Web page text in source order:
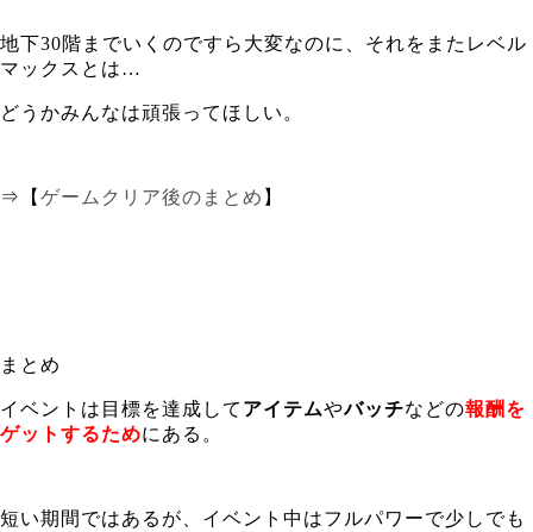
地下30階までいくのですら大変なのに、それをまたレベル
マックスとは…
どうかみんなは頑張ってほしい。
⇒【 ゲームクリア後のまとめ 】
まとめ
イベントは目標を達成して アイテムやバッチなどの報酬を
ゲットするためにある。
短い期間ではあるが、イベント中はフルパワーで少しでも